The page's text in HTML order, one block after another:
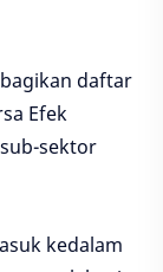
daftar
Efek
sektor
kedalam